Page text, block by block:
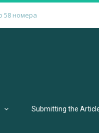
58 номера
Submitting the